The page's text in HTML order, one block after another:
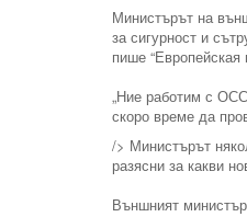
Министърът на
за сигурност и
пише
„Ние работим с
скоро време да
/> Министърът
разясни за какви
Външният